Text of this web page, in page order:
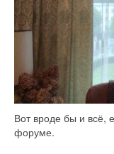
Вот вроде бы и всё,
форуме.